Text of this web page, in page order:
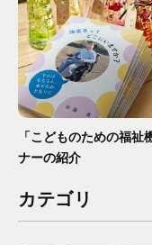
「こどものための福
ナーの紹介
カテゴリ